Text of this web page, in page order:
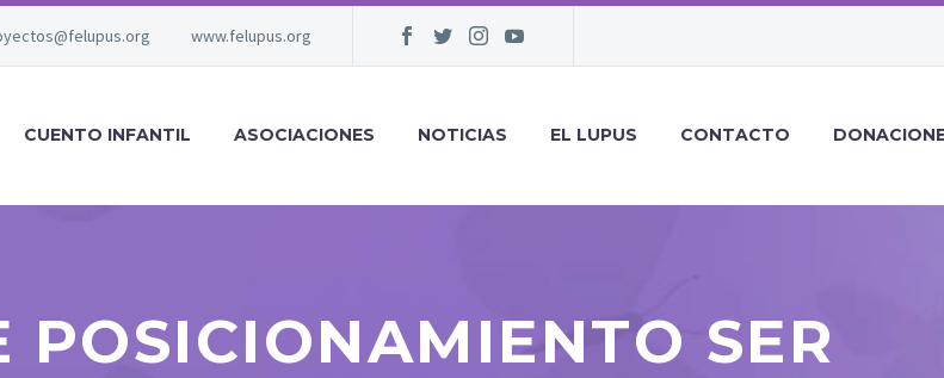
www.felupus.org
CUENTO INFANTIL ASOCIACIONES NOTICIAS EL LUPUS CONTACTO
POSICIONAMIENTO SER